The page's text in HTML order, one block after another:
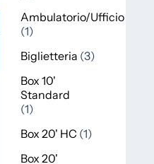
Ambulatorio/Ufficio
1
Biglietteria 3
Box 10'
Standard
1
Box 20' HC 1
Box 20'